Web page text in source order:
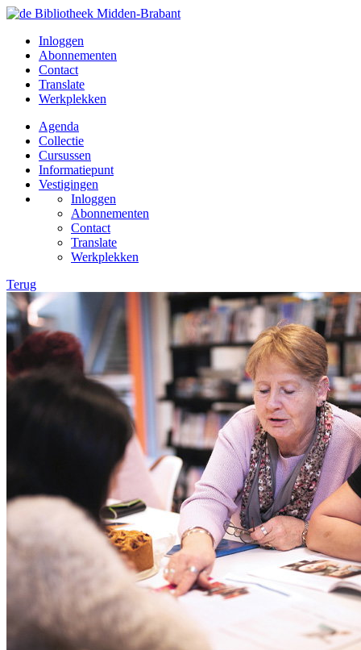
Inloggen
Abonnementen
Contact
Translate
Werkplekken
Agenda
Collectie
Cursussen
Informatiepunt
Vestigingen
Inloggen
Abonnementen
Contact
Translate
Werkplekken
Terug